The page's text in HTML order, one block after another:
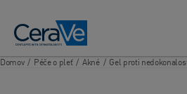
Vyhledávat
Domov / Péče o pleť / Akné / Gel proti